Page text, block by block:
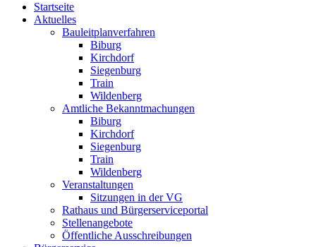
Startseite
Aktuelles
Bauleitplanverfahren
Biburg
Kirchdorf
Siegenburg
Train
Wildenberg
Amtliche Bekanntmachungen
Biburg
Kirchdorf
Siegenburg
Train
Wildenberg
Veranstaltungen
Sitzungen in der VG
Rathaus und Bürgerserviceportal
Stellenangebote
Öffentliche Ausschreibungen